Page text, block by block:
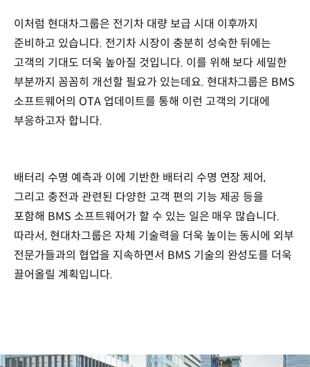
이처럼 현대차그룹은 전기차 대량 보급 시대 이후까지
준비하고 있습니다. 전기차 시장이 충분히 성숙한 뒤에는
고객의 기대도 더욱 높아질 것입니다. 이를 위해 보다 세밀한
부분까지 꼼꼼히 개선할 필요가 있는데요. 현대차그룹은 BMS
소프트웨어의 OTA 업데이트를 통해 이런 고객의 기대에
부응하고자 합니다.
배터리 수명 예측과 이에 기반한 배터리 수명 연장 제어,
그리고 충전과 관련된 다양한 고객 편의 기능 제공 등을
포함해 BMS 소프트웨어가 할 수 있는 일은 매우 많습니다.
따라서, 현대차그룹은 자체 기술력을 더욱 높이는 동시에 외부
전문가들과의 협업을 지속하면서 BMS 기술의 완성도를 더욱
끌어올릴 계획입니다.